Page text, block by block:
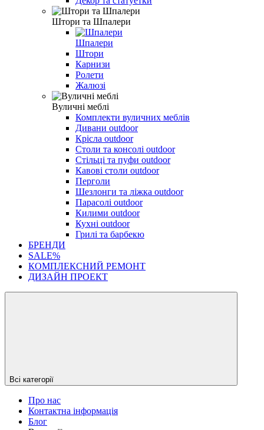
Штори та Шпалери
Шпалери
Штори
Карнизи
Ролети
Жалюзі
Вуличні меблі
Комплекти вуличних меблів
Дивани outdoor
Крісла outdoor
Столи та консолі outdoor
Стільці та пуфи outdoor
Кавові столи outdoor
Перголи
Шезлонги та ліжка outdoor
Парасолі outdoor
Килими outdoor
Кухні outdoor
Грилі та барбекю
БРЕНДИ
SALE%
КОМПЛЕКСНИЙ РЕМОНТ
ДИЗАЙН ПРОЕКТ
Всі категорії
Про нас
Контактна інформація
Блог